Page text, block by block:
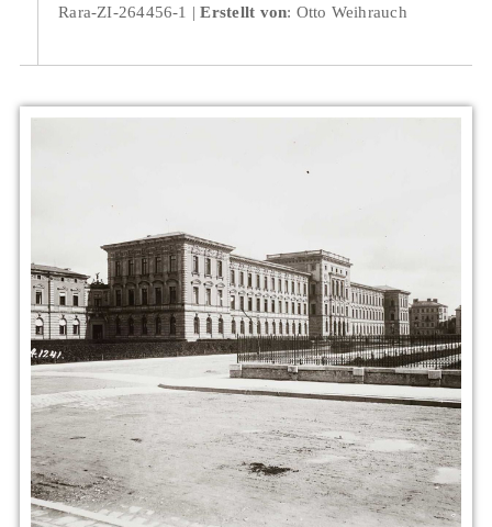
Rara-ZI-264456-1 Erstellt von: Otto Weihrauch